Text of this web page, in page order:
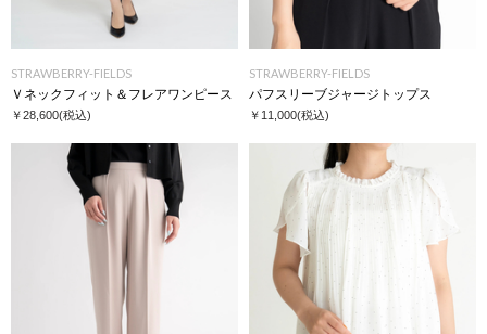
STRAWBERRY-FIELDS
Ｖネックフィット＆フレアワンピース
￥28,600(税込)
STRAWBERRY-FIELDS
パフスリーブジャージトップス
￥11,000(税込)